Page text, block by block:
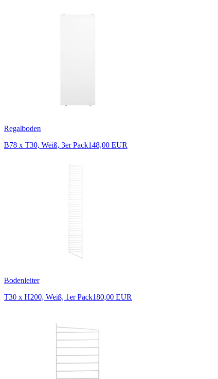
Regalboden
B78 x T30, Weiß, 3er Pack148,00 EUR
Bodenleiter
T30 x H200, Weiß, 1er Pack180,00 EUR